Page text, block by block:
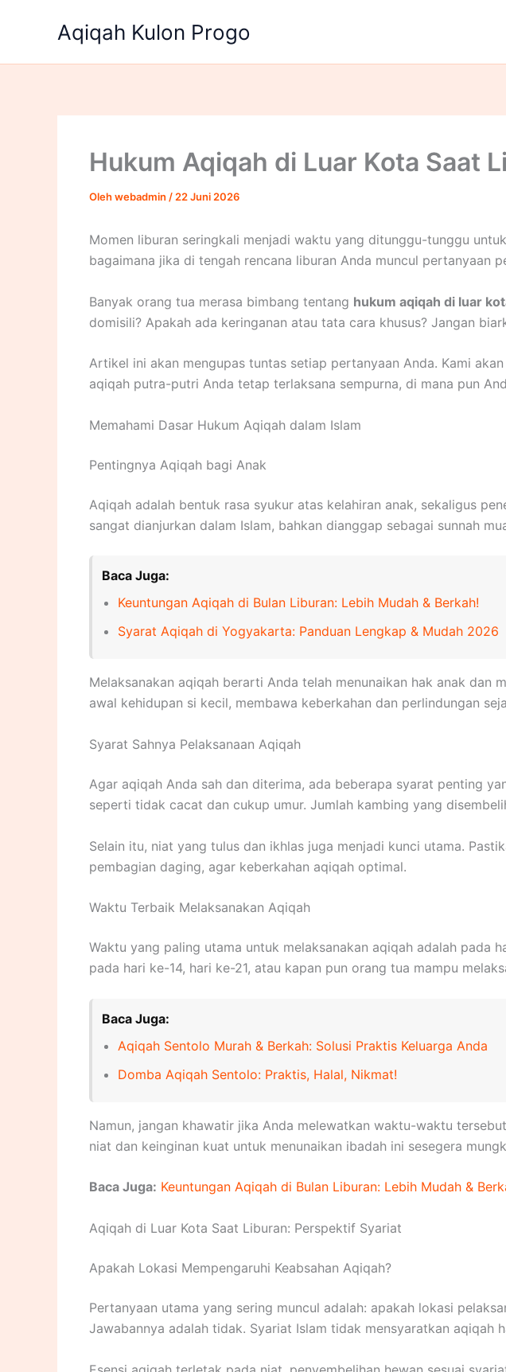
Aqiqah Kulon Progo
Hukum Aqiqah di Luar Kota Saat
Olehwebadmin / 22 Juni 2026
Momen liburan seringkali menjadi waktu yang ditunggu-tunggu
bagaimana jika di tengah rencana liburan Anda muncul pertanyaan
Banyak orang tua merasa bimbang tentang hukum aqiqah di luar
domisili? Apakah ada keringanan atau tata cara khusus? Jangan
Artikel ini akan mengupas tuntas setiap pertanyaan Anda. Kami
aqiqah putra-putri Anda tetap terlaksana sempurna, di mana pun
Memahami Dasar Hukum Aqiqah dalam Islam
Pentingnya Aqiqah bagi Anak
Aqiqah adalah bentuk rasa syukur atas kelahiran anak, sekaligus
sangat dianjurkan dalam Islam, bahkan dianggap sebagai sunnah
Baca Juga:
Keuntungan Aqiqah di Bulan Liburan: Lebih Mudah & Berkah!
Syarat Aqiqah di Yogyakarta: Panduan Lengkap & Mudah 2026
Melaksanakan aqiqah berarti Anda telah menunaikan hak anak dan
awal kehidupan si kecil, membawa keberkahan dan perlindungan
Syarat Sahnya Pelaksanaan Aqiqah
Agar aqiqah Anda sah dan diterima, ada beberapa syarat penting
seperti tidak cacat dan cukup umur. Jumlah kambing yang
Selain itu, niat yang tulus dan ikhlas juga menjadi kunci utama.
pembagian daging, agar keberkahan aqiqah optimal.
Waktu Terbaik Melaksanakan Aqiqah
Waktu yang paling utama untuk melaksanakan aqiqah adalah pada
pada hari ke-14, hari ke-21, atau kapan pun orang tua mampu
Baca Juga:
Aqiqah Sentolo Murah & Berkah: Solusi Praktis Keluarga Anda
Domba Aqiqah Sentolo: Praktis, Halal, Nikmat!
Namun, jangan khawatir jika Anda melewatkan waktu-waktu
niat dan keinginan kuat untuk menunaikan ibadah ini sesegera
Baca Juga: Keuntungan Aqiqah di Bulan Liburan: Lebih Mudah &
Aqiqah di Luar Kota Saat Liburan: Perspektif Syariat
Apakah Lokasi Mempengaruhi Keabsahan Aqiqah?
Pertanyaan utama yang sering muncul adalah: apakah lokasi
Jawabannya adalah tidak. Syariat Islam tidak mensyaratkan